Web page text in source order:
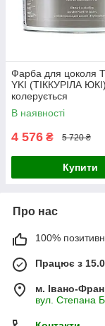
Фарба для цоколя
YKI (ТІККУРІЛА
колерується
В наявності
4 576 ₴ 5 720 ₴
Купити
Про нас
100%
Працює з
м. Івано-
вул. Степана